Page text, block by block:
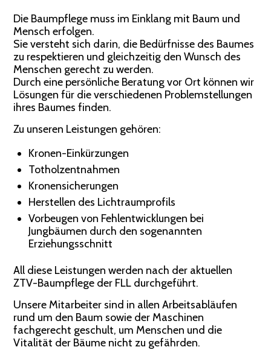
Die Baumpflege muss im Einklang mit Baum und
Mensch erfolgen.
Sie versteht sich darin, die Bedürfnisse des Baumes
zu respektieren und gleichzeitig den Wunsch des
Menschen gerecht zu werden.
Durch eine persönliche Beratung vor Ort können wir
Lösungen für die verschiedenen Problemstellungen
ihres Baumes finden.
Zu unseren Leistungen gehören:
Kronen-Einkürzungen
Totholzentnahmen
Kronensicherungen
Herstellen des Lichtraumprofils
Vorbeugen von Fehlentwicklungen bei
Jungbäumen durch den sogenannten
Erziehungsschnitt
All diese Leistungen werden nach der aktuellen
ZTV-Baumpflege der FLL durchgeführt.
Unsere Mitarbeiter sind in allen Arbeitsabläufen
rund um den Baum sowie der Maschinen
fachgerecht geschult, um Menschen und die
Vitalität der Bäume nicht zu gefährden.